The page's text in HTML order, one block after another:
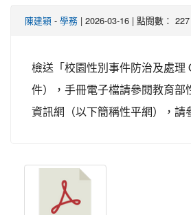
陳建穎 - 學務 | 2026-03-16 | 點閱數： 227
檢送「校園性別事件防治及處理
件），手冊電子檔請參閱教育部
資訊網（以下簡稱性平網），請